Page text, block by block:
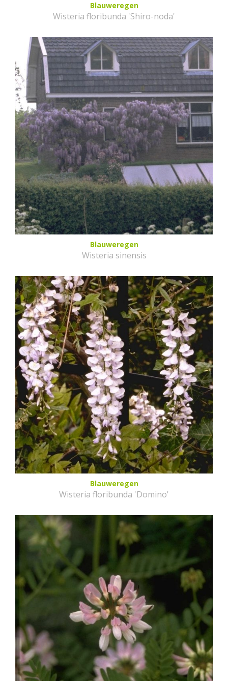
Blauweregen
Wisteria floribunda 'Shiro-noda'
Blauweregen
Wisteria sinensis
Blauweregen
Wisteria floribunda 'Domino'